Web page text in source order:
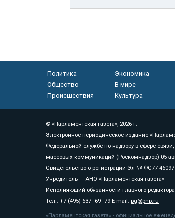
Политика
Экономика
Общество
В мире
Происшествия
Культура
© «Парламентская газета», 2026 г.
Электронное периодическое издание
Федеральной службе по надзору в сфере
массовых коммуникаций (Роскомнадзор) 05
Свидетельство о регистрации Эл № ФС77-46097
Учредитель — АНО «Парламентская газета»
Исполняющий обязанности главного
Тел.: +7 (495) 637–69–79 E-mail: pg@pnp.ru
«Парламентская газета» - официальное